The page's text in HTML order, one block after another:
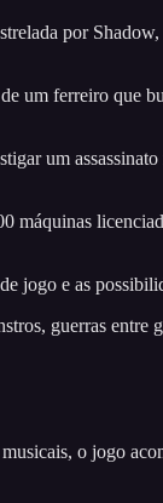
por
um ferreiro que
um
máquinas
jogo e as
guerras entre
o jogo